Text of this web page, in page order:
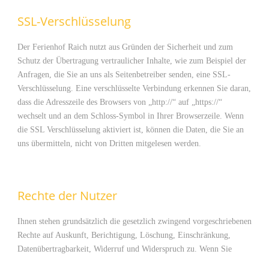
SSL-Verschlüsselung
Der Ferienhof Raich nutzt aus Gründen der Sicherheit und zum
Schutz der Übertragung vertraulicher Inhalte, wie zum Beispiel der
Anfragen, die Sie an uns als Seitenbetreiber senden, eine SSL-
Verschlüsselung. Eine verschlüsselte Verbindung erkennen Sie daran,
dass die Adresszeile des Browsers von „http://“ auf „https://“
wechselt und an dem Schloss-Symbol in Ihrer Browserzeile. Wenn
die SSL Verschlüsselung aktiviert ist, können die Daten, die Sie an
uns übermitteln, nicht von Dritten mitgelesen werden.
Rechte der Nutzer
Ihnen stehen grundsätzlich die gesetzlich zwingend vorgeschriebenen
Rechte auf Auskunft, Berichtigung, Löschung, Einschränkung,
Datenübertragbarkeit, Widerruf und Widerspruch zu. Wenn Sie